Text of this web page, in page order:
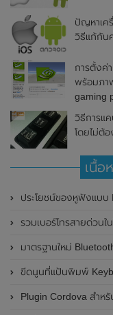
ปัญหาเค
วิธีแก้กัน
การตั้งค่
พร้อมภา
gaming
วิธีการแ
โดยไม่ต้
เนื้อ
ประโยชน์ของหูฟังแบ
รวมเบอร์โทรสายด่วนในไทย สำหรับ
มาตรฐานใหม่
ขีดนูนที่แป้นพิมพ์ Keyboard ตัว
Plugin Cordova สำห